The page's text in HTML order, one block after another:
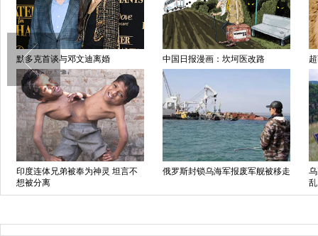
默多克首谈与邓文迪离婚 中国日报漫画：坎坷医改路
印度连体兄弟被奉为神灵 坦言不
想被分离
俄罗斯封锁乌海军报废军舰被移走